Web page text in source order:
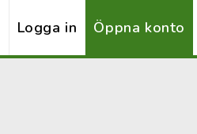
Logga in Öppna konto